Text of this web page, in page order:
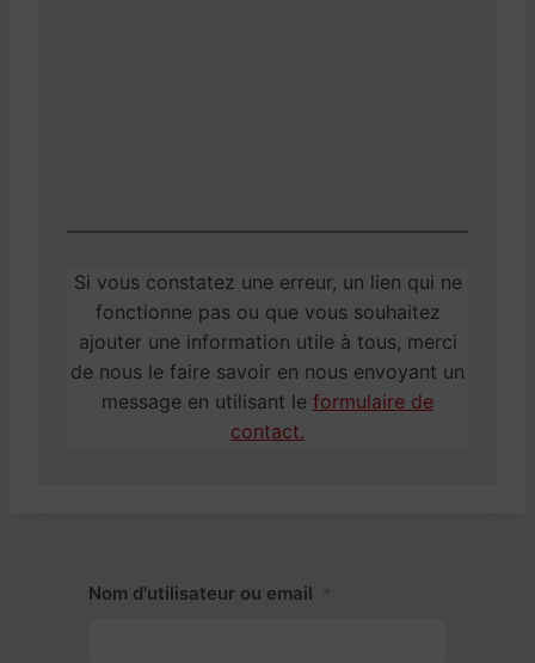
Si vous constatez une erreur, un lien qui ne
fonctionne pas ou que vous souhaitez
ajouter une information utile à tous, merci
de nous le faire savoir en nous envoyant un
message en utilisant le formulaire de
contact.
Nom d'utilisateur ou email